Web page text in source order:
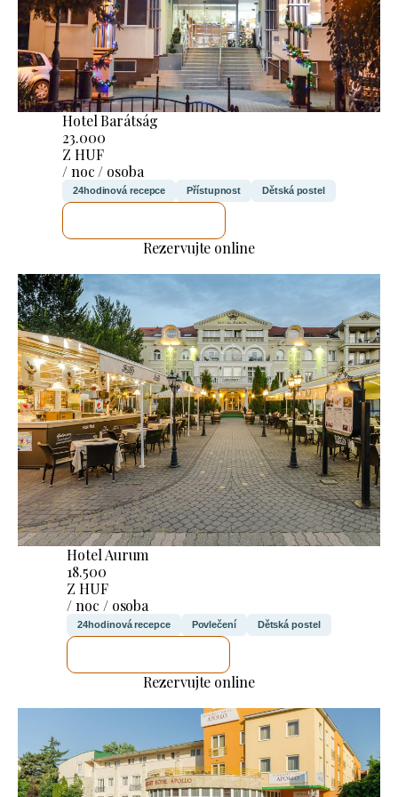
Hotel Barátság
23.000
Z HUF
/ noc / osoba
24hodinová recepce Přístupnost Dětská postel
Rezervujte online
Hotel Aurum
18.500
Z HUF
/ noc / osoba
24hodinová recepce Povlečení Dětská postel
Rezervujte online